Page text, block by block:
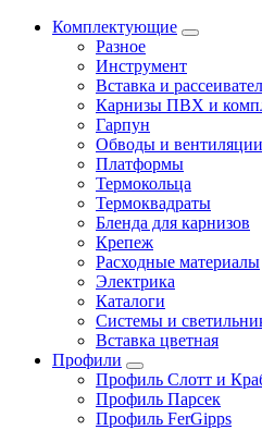
Комплектующие
Разное
Инструмент
Вставка и
Карнизы ПВХ и
Гарпун
Обводы и вентиляции
Платформы
Термокольца
Термоквадраты
Бленда для карнизов
Крепеж
Расходные материалы
Электрика
Каталоги
Системы и
Вставка цветная
Профили
Профиль Слотт и
Профиль Парсек
Профиль FerGipps